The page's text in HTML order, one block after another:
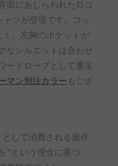
面にあしらわれたロゴ
ツが登場です。コッ
く、左胸のポケットが
なシルエットは合わせ
ードローブとして重宝
マン別注カラー もござ
して消費される服作
”という理念に基づ